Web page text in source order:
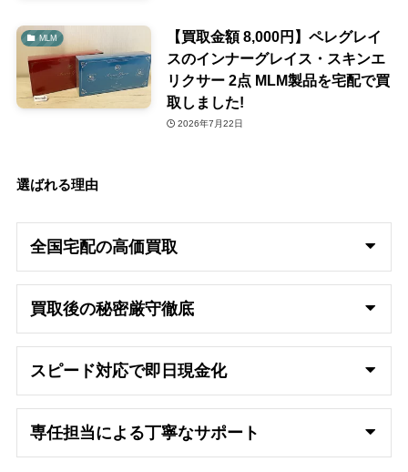
MLM
【買取金額 8,000円】ペレグレイ
スのインナーグレイス・スキンエ
リクサー 2点 MLM製品を宅配で買
取しました!
2026年7月22日
選ばれる理由
全国宅配の高価買取
買取後の秘密厳守徹底
スピード対応で即日 現金化
専任担当による丁寧なサポート